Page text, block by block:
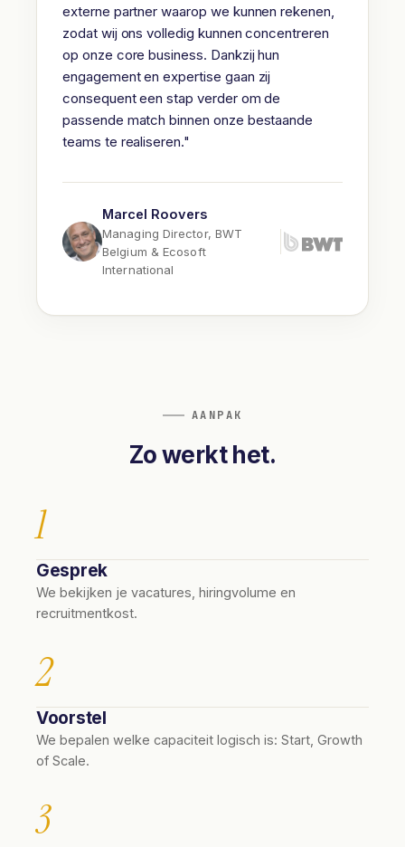
externe partner waarop we kunnen rekenen,
zodat wij ons volledig kunnen concentreren
op onze core business. Dankzij hun
engagement en expertise gaan zij
consequent een stap verder om de
passende match binnen onze bestaande
teams te realiseren."
Marcel Roovers
Managing Director, BWT
Belgium & Ecosoft
International
AANPAK
Zo werkt het.
1
Gesprek
We bekijken je vacatures, hiringvolume en
recruitmentkost.
2
Voorstel
We bepalen welke capaciteit logisch is: Start, Growth
of Scale.
3